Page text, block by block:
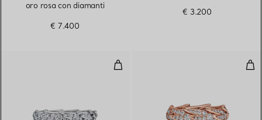
oro rosa con diamanti
€ 7.400
€ 3.200
Anello Wings in platino con